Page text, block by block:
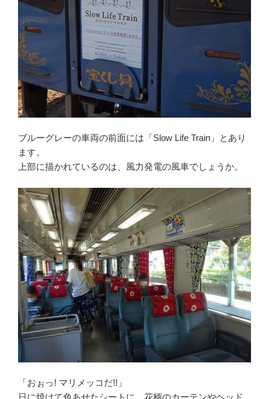
ブルーグレーの車両の前面には「Slow Life Train」とあり
ます。
上部に描かれているのは、風力発電の風車でしょうか。
「おぉっ! マリメッコだ!!」